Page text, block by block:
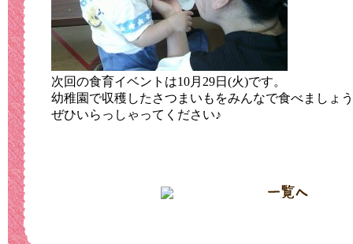
次回の食育イベントは10月29日(火)です。
幼稚園で収穫したさつまいもをみんなで食べましょ
ぜひいらっしゃってください♪